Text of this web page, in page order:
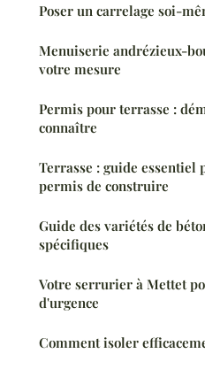
Poser un carrelage soi-
Menuiserie andrézieux-
votre mesure
Permis pour terrasse :
connaître
Terrasse : guide essentiel
permis de construire
Guide des variétés de
spécifiques
Votre serrurier à Mettet
d'urgence
Comment isoler